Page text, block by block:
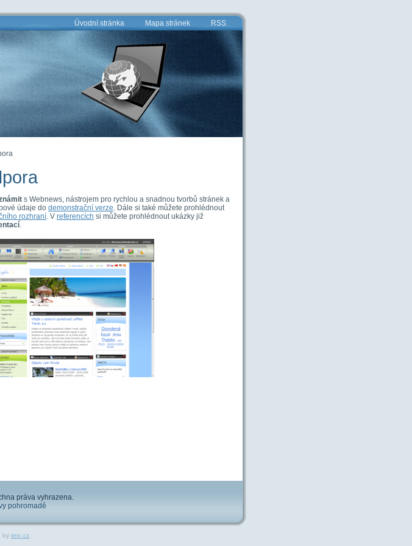
Úvodní stránka Mapa stránek RSS
s Webnews, nástrojem pro rychlou a snadnou tvorbů stránek a
údaje do demonstrační verze. Dále si také můžete prohlédnout
rozhraní. V referencích si můžete prohlédnout ukázky již
.
práva vyhrazena.
pohromadě
by terc.cz